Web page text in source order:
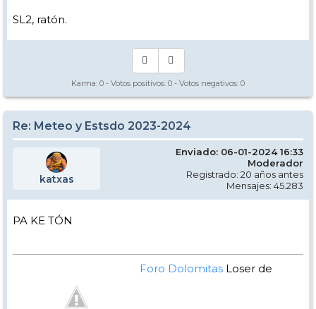
SL2, ratón.
Karma: 0 - Votos positivos: 0 - Votos negativos: 0
Re: Meteo y Estsdo 2023-2024
katxas
Enviado: 06-01-2024 16:33
Moderador
Registrado: 20 años antes
Mensajes: 45.283
PA KE TÓN
Foro DolomitasLoser de